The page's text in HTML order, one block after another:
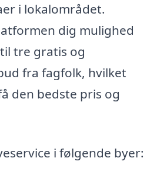
i lokalområdet.
dig mulighed
tre gratis og
fra fagfolk, hvilket
den bedste pris og
i følgende byer: